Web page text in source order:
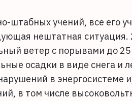
штабных учений, все его
нештатная ситуация.
ветер с порывами до
осадки в виде снега и
в энергосистеме
в том числе